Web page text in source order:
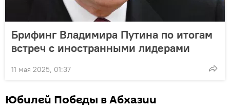
Брифинг Владимира Путина по итогам
встреч с иностранными лидерами
11 мая 2025, 01:37
Юбилей Победы в Абхазии